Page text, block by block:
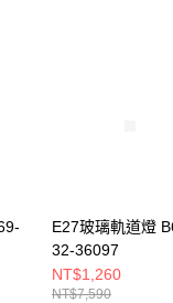
用戶狀況，依本公司即
本公司將視審查結果
現惡意使用之情形，
E27玻璃軌道燈
32-36097
NT$1,260
NT$7,590